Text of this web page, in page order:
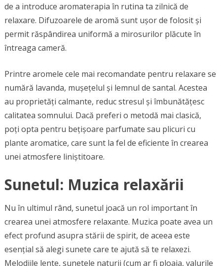
de a introduce aromaterapia în rutina ta zilnică de
relaxare. Difuzoarele de aromă sunt ușor de folosit și
permit răspândirea uniformă a mirosurilor plăcute în
întreaga cameră.
Printre aromele cele mai recomandate pentru relaxare se
numără lavanda, mușețelul și lemnul de santal. Acestea
au proprietăți calmante, reduc stresul și îmbunătățesc
calitatea somnului. Dacă preferi o metodă mai clasică,
poți opta pentru bețișoare parfumate sau plicuri cu
plante aromatice, care sunt la fel de eficiente în crearea
unei atmosfere liniștitoare.
Sunetul: Muzica relaxării
Nu în ultimul rând, sunetul joacă un rol important în
crearea unei atmosfere relaxante. Muzica poate avea un
efect profund asupra stării de spirit, de aceea este
esențial să alegi sunete care te ajută să te relaxezi.
Melodiile lente, sunetele naturii (cum ar fi ploaia, valurile